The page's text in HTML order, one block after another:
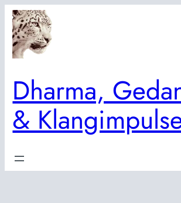
Zum
Inhalt
springen
Dharma,
&